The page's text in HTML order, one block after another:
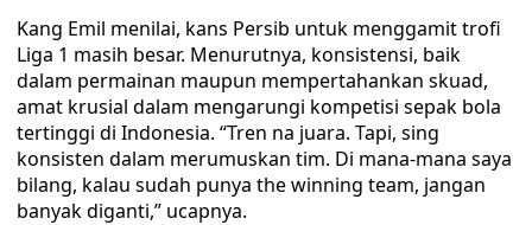
Kang Emil menilai, kans Persib untuk menggamit trofi
Liga 1 masih besar. Menurutnya, konsistensi, baik
dalam permainan maupun mempertahankan skuad,
amat krusial dalam mengarungi kompetisi sepak bola
tertinggi di Indonesia. “Tren na juara. Tapi, sing
konsisten dalam merumuskan tim. Di mana-mana saya
bilang, kalau sudah punya the winning team, jangan
banyak diganti,” ucapnya.